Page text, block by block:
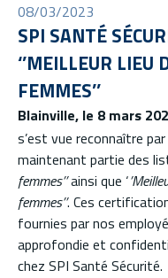
08/03/2023
SPI SANTÉ
‘’MEILLEUR LIEU
FEMMES’’
Blainville, le 8 mars
s’est vue reconnaître
maintenant partie des
femmes’’ainsi que ‘
femmes’’. Ces
fournies par nos
approfondie et
chez SPI Santé Sécurité.